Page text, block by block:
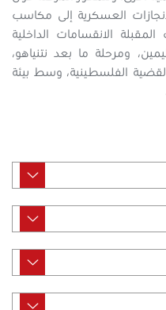
العسكرية إلى مكاسب
الانقسامات الداخلية
ومرحلة ما بعد نتنياهو،
الفلسطينية، وسط بيئة